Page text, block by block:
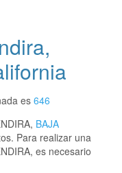
es 646
BAJA
Para realizar una
es necesario